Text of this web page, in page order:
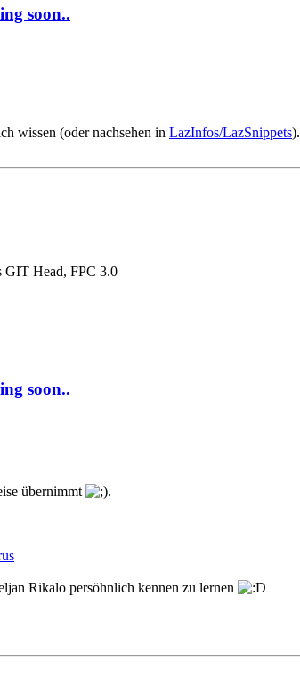
soon..
wissen (oder nachsehen in LazInfos/LazSnippets).
Head, FPC 3.0
soon..
übernimmt .
Rikalo persöhnlich kennen zu lernen